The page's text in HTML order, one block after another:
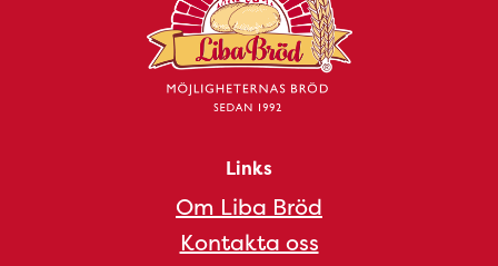
Links
Om Liba Bröd
Kontakta oss